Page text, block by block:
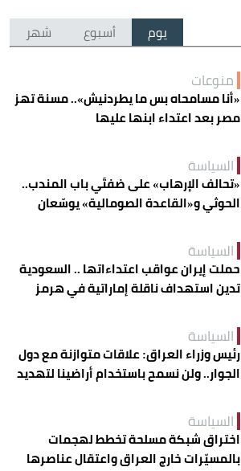
يوم أسبوع شهر
منوعات
«أنا مسامحاه بس ما يطردنيش».. مسنة تهز
مصر بعد اعتداء ابنها عليها
السياسة
«تحالف الإرهاب» على ضفتَي باب المندب..
الحوثي و«القاعدة الصومالية» يوسّعان
السياسة
حملت إيران عواقب اعتداءاتها .. السعودية
تدين استهداف ناقلة إماراتية في هرمز
السياسة
رئيس وزراء العراق: علاقات متوازنة مع دول
الجوار.. ولن نسمح باستخدام أراضينا لتهديد
السياسة
اختراق شبكة مسلحة تخطط لهجمات
بالمسيّرات خارج العراق واعتقال عناصرها